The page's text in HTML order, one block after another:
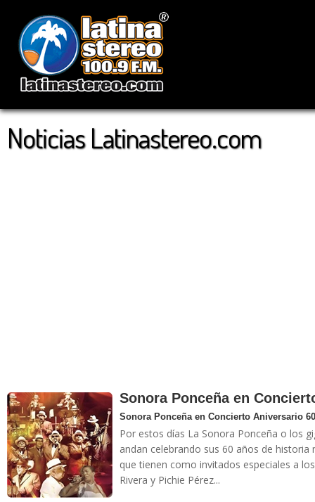
Noticias Latinastereo.com
Sonora Ponceña en
Sonora Ponceña en Concierto Aniversario 60
Por estos días La Sonora Ponceña o los
andan celebrando sus 60 años de
que tienen como invitados especiales a
Rivera y Pichie Pérez...